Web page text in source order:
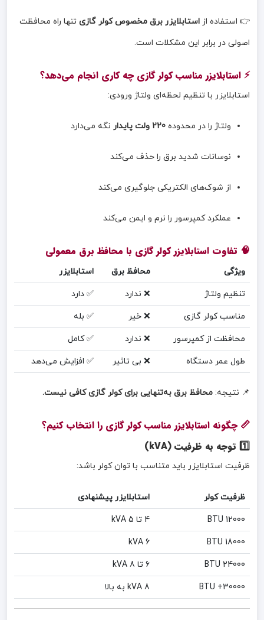
👉 استفاده از استابلایزر برق مخصوص کولر گازی تنها راه محافظت
اصولی در برابر این مشکلات است.
⚡ استابلایزر مناسب کولر گازی چه کاری انجام می‌دهد؟
استابلایزر با تنظیم لحظه‌ای ولتاژ ورودی:
ولتاژ را در محدوده 220 ولت پایدار نگه می‌دارد
نوسانات شدید برق را حذف می‌کند
از شوک‌های الکتریکی جلوگیری می‌کند
عملکرد کمپرسور را نرم و ایمن می‌کند
🧠 تفاوت استابلایزر کولر گازی با محافظ برق معمولی
ویژگی محافظ برق
استابلایزر
تنظیم ولتاژ
❌ ندارد
✅ دارد
مناسب کولر گازی
❌ خیر
✅ بله
محافظت از کمپرسور
❌ ندارد
✅ کامل
طول عمر دستگاه
❌ بی تاثیر ✅ افزایش می‌دهد
📌 نتیجه: محافظ برق به‌تنهایی برای کولر گازی کافی نیست.
📏 چگونه استابلایزر مناسب کولر گازی را انتخاب کنیم؟
1️⃣ توجه به ظرفیت (kVA)
ظرفیت استابلایزر باید متناسب با توان کولر باشد:
ظرفیت کولر
استابلایزر پیشنهادی
12000 BTU
4 تا 5 kVA
18000 BTU
6 kVA
24000 BTU
6 تا 8 kVA
30000+ BTU
8 kVA به بالا